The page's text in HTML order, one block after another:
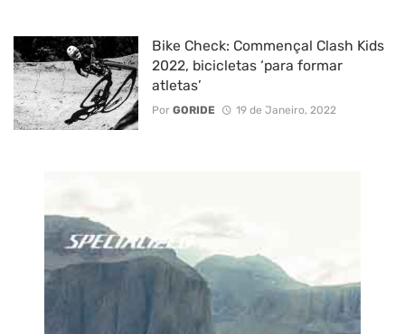
Bike Check: Commençal Clash Kids
2022, bicicletas ‘para formar
atletas’
Por GORIDE 19 de Janeiro, 2022